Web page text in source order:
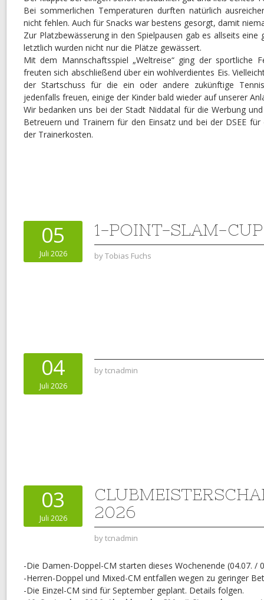
Bei sommerlichen Temperaturen durften natürlich
nicht fehlen. Auch für Snacks war bestens gesorgt, damit
Zur Platzbewässerung in den Spielpausen gab es allseits
letztlich wurden nicht nur die Plätze gewässert.
Mit dem Mannschaftsspiel „Weltreise“ ging der sportliche
freuten sich abschließend über ein wohlverdientes Eis.
der Startschuss für die ein oder andere zukünftige
jedenfalls freuen, einige der Kinder bald wieder auf unserer
Wir bedanken uns bei der Stadt Niddatal für die Werbung
Betreuern und Trainern für den Einsatz und bei der DSEE
der Trainerkosten.
05
Juli 2026
1-POINT-SLAM-
byTobias Fuchs
04
Juli 2026
bytcnadmin
03
Juli 2026
2026
bytcnadmin
-Die Damen-Doppel-CM starten dieses Wochenende (04.07. /
-Herren-Doppel und Mixed-CM entfallen wegen zu geringer
-Die Einzel-CM sind für September geplant. Details folgen.